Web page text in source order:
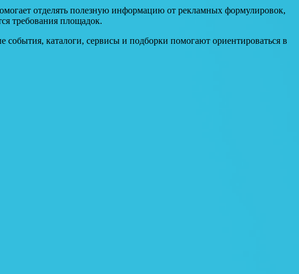
отделять полезную информацию от рекламных формулировок,
требования площадок.
каталоги, сервисы и подборки помогают ориентироваться в